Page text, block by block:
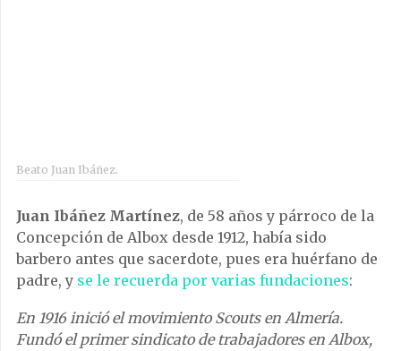
Beato Juan Ibáñez.
Juan Ibáñez Martínez, de 58 años y párroco de la
Concepción de Albox desde 1912, había sido
barbero antes que sacerdote, pues era huérfano de
padre, y se le recuerda por varias fundaciones:
En 1916 inició el movimiento Scouts en Almería.
Fundó el primer sindicato de trabajadores en Albox,